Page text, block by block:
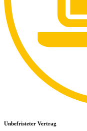
Unbefristeter Vertrag